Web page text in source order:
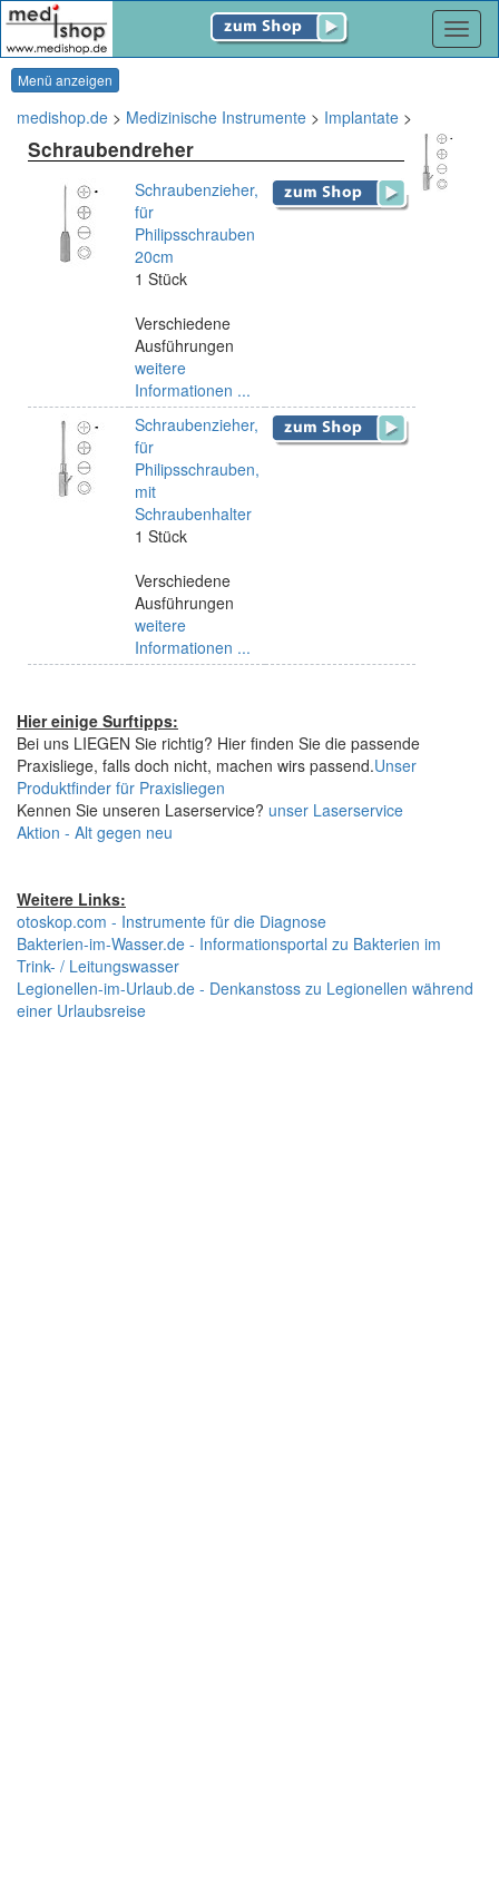
Menü anzeigen
medishop.de > Medizinische Instrumente > Implantate >
Schraubendreher
Schraubenzieher,
für
Philipsschrauben
20cm
1 Stück
Verschiedene
Ausführungen
weitere
Informationen ...
Schraubenzieher,
für
Philipsschrauben,
mit
Schraubenhalter
1 Stück
Verschiedene
Ausführungen
weitere
Informationen ...
Hier einige Surftipps:
Bei uns LIEGEN Sie richtig? Hier finden Sie die passende
Praxisliege, falls doch nicht, machen wirs passend.Unser
Produktfinder für Praxisliegen
Kennen Sie unseren Laserservice? unser Laserservice
Aktion - Alt gegen neu
Weitere Links:
otoskop.com - Instrumente für die Diagnose
Bakterien-im-Wasser.de - Informationsportal zu Bakterien im
Trink- / Leitungswasser
Legionellen-im-Urlaub.de - Denkanstoss zu Legionellen während
einer Urlaubsreise